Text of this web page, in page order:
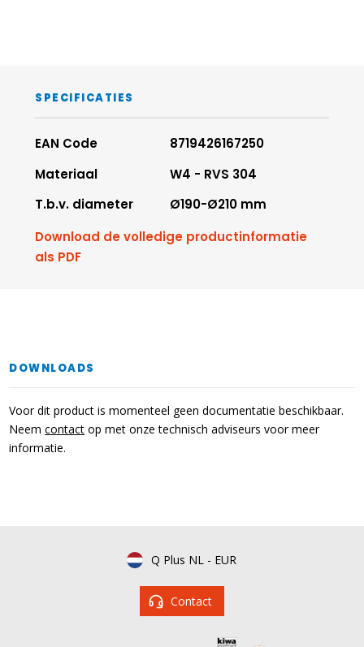
SPECIFICATIES
EAN Code
8719426167250
Materiaal
W4 - RVS 304
T.b.v. diameter
Ø190-Ø210 mm
Download de volledige productinformatie
als PDF
DOWNLOADS
Voor dit product is momenteel geen documentatie beschikbaar.
Neemcontact op met onze technisch adviseurs voor meer
informatie.
Q Plus NL - EUR
Contact